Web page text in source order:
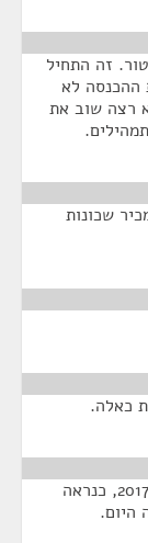
זה התחיל
רמת ההכנסה לא
רצה שוב את
שכונות
כאלה.
אני רוצה לומר מה קורה היום כי מה שהיה ב-2017, כנראה
היום.